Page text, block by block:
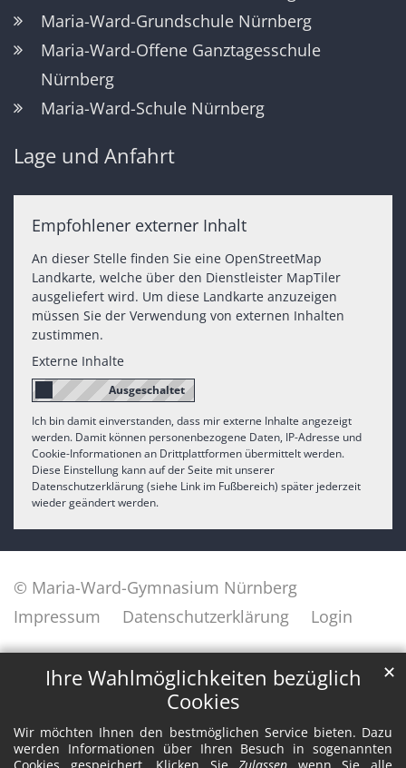
Ihre Wahlmöglichkeiten bezüglich
Cookies
Wir möchten Ihnen den bestmöglichen Service bieten. Dazu
werden Informationen über Ihren Besuch in sogenannten
✕
Maria-Ward-Grundschule Nürnberg
Maria-Ward-Offene Ganztagesschule
Nürnberg
Maria-Ward-Schule Nürnberg
Lage und Anfahrt
Empfohlener externer Inhalt
An dieser Stelle finden Sie eine OpenStreetMap
Landkarte, welche über den Dienstleister MapTiler
ausgeliefert wird. Um diese Landkarte anzuzeigen
müssen Sie der Verwendung von externen Inhalten
zustimmen.
Externe Inhalte
Ich bin damit einverstanden, dass mir externe Inhalte angezeigt
werden. Damit können personenbezogene Daten, IP-Adresse und
Cookie-Informationen an Drittplattformen übermittelt werden.
Diese Einstellung kann auf der Seite mit unserer
Datenschutzerklärung (siehe Link im Fußbereich) später jederzeit
wieder geändert werden.
© Maria-Ward-Gymnasium Nürnberg
Impressum
Datenschutzerklärung Login